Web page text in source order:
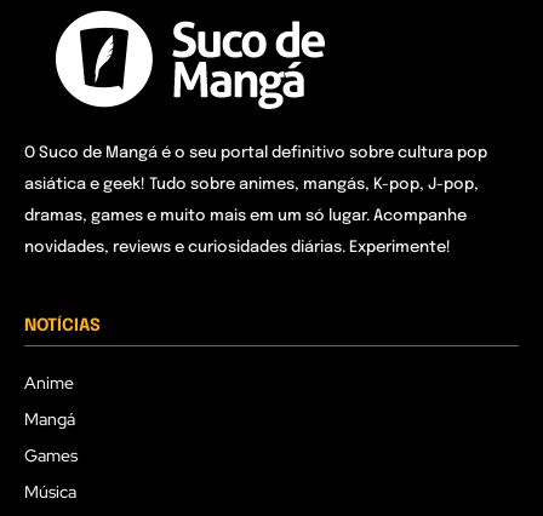
O Suco de Mangá é o seu portal definitivo sobre cultura pop
asiática e geek! Tudo sobre animes, mangás, K-pop, J-pop,
dramas, games e muito mais em um só lugar. Acompanhe
novidades, reviews e curiosidades diárias. Experimente!
NOTÍCIAS
Anime
Mangá
Games
Música